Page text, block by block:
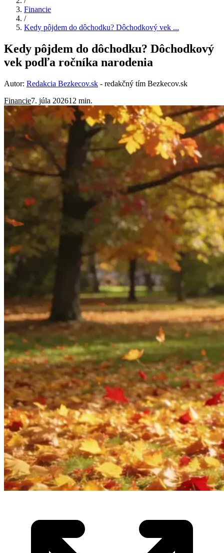
Financie
/
Kedy pôjdem do dôchodku? Dôchodkový vek ...
Kedy pôjdem do dôchodku? Dôchodkový
vek podľa ročníka narodenia
Autor: Redakcia Bezkecov.sk - redakčný tím Bezkecov.sk
Financie7. júla 202612 min.